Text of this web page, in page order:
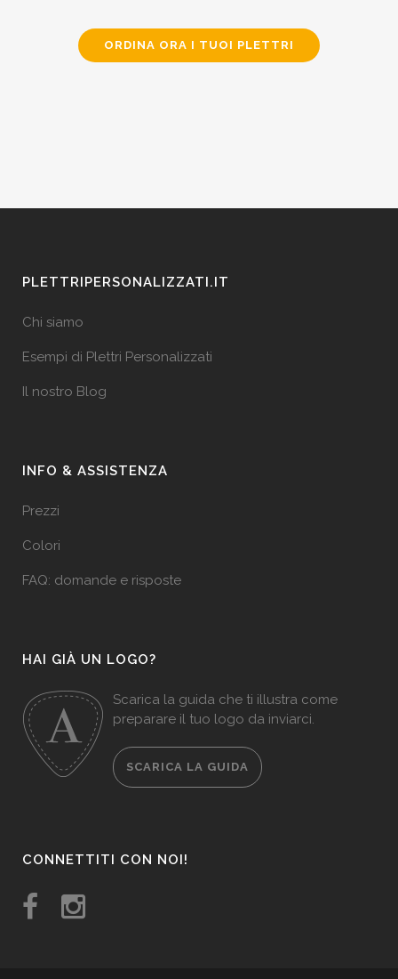
ORDINA ORA I TUOI PLETTRI
PLETTRIPERSONALIZZATI.IT
Chi siamo
Esempi di Plettri Personalizzati
Il nostro Blog
INFO & ASSISTENZA
Prezzi
Colori
FAQ: domande e risposte
HAI GIÀ UN LOGO?
Scarica la guida che ti illustra come
preparare il tuo logo da inviarci.
SCARICA LA GUIDA
CONNETTITI CON NOI!